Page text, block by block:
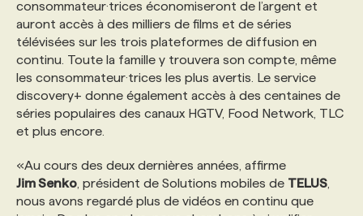
ANNONCEZ AVEC NOUS
consommateur·trices économiseront de l’argent et
auront accès à des milliers de films et de séries
télévisées sur les trois plateformes de diffusion en
continu. Toute la famille y trouvera son compte, même
les consommateur·trices les plus avertis. Le service
discovery+ donne également accès à des centaines de
séries populaires des canaux HGTV, Food Network, TLC
et plus encore.
«Au cours des deux dernières années, affirme
Jim Senko , président de Solutions mobiles de TELUS
nous avons regardé plus de vidéos en continu que